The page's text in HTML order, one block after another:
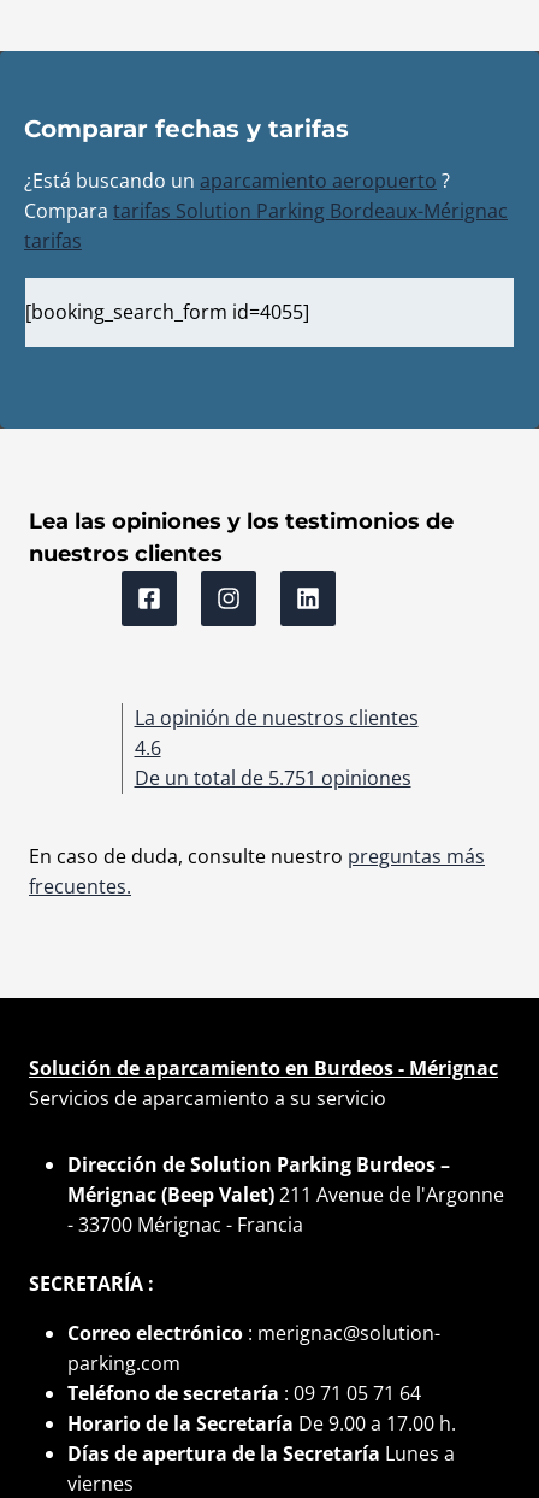
Comparar fechas y tarifas
¿Está buscando un aparcamiento aeropuerto ?
Compara tarifas Solution Parking Bordeaux-Mérignac
tarifas
[booking_search_form id=4055]
Lea las opiniones y los testimonios de
nuestros clientes
La opinión de nuestros clientes
4.6
De un total de 5.751 opiniones
En caso de duda, consulte nuestro preguntas más
frecuentes.
Solución de aparcamiento en Burdeos - Mérignac
Servicios de aparcamiento a su servicio
Dirección de Solution Parking Burdeos –
Mérignac (Beep Valet)211 Avenue de l'Argonne
- 33700 Mérignac - Francia
SECRETARÍA :
Correo electrónico : merignac@solution-
parking.com
Teléfono de secretaría : 09 71 05 71 64
Horario de la Secretaría De 9.00 a 17.00 h.
Días de apertura de la Secretaría Lunes a
viernes